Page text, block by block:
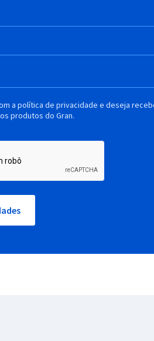
a política de privacidade e deseja
produtos do Gran.